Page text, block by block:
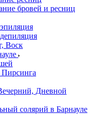
бровей и ресниц
Воск
Дневной
солярий в Барнауле